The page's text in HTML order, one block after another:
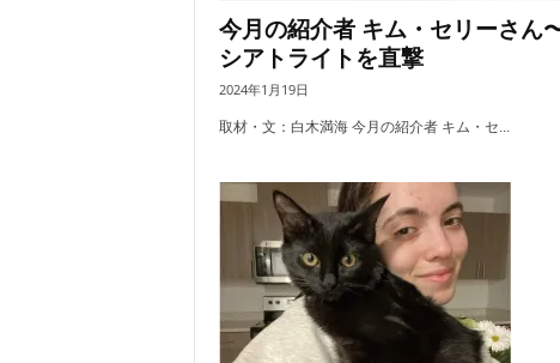
今月の紹介者 キム・セリーさん
シアトライトを直撃
2024年1月19日
取材・文：白木満海 今月の紹介者 キム・セ...